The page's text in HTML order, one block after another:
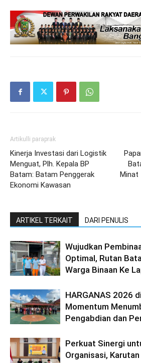
Artikulli paraprak
Kinerja Investasi dari Logistik
Menguat, Plh. Kepala BP
Batam: Batam Penggerak
Ekonomi Kawasan
Minat
ARTIKEL TERKAIT DARI PENULIS
Wujudkan
Optimal, Rutan
Warga Binaan Ke
HARGANAS 2026
Momentum
Pengabdian dan
Perkuat Sinergi
Organisasi,